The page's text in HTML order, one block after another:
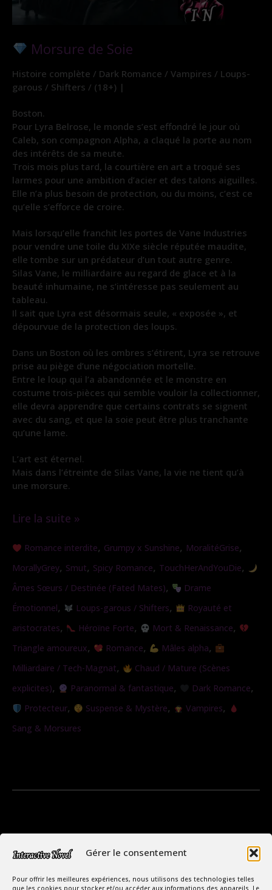
Gérer le consentement
Pour offrir les meilleures expériences, nous utilisons des technologies telles
que les cookies pour stocker et/ou accéder aux informations des appareils. Le
Morsure de Soie
Histoire complète / Dark Romance / Vampires / Loups-
garous / Shifters / (18+) |
Boston.
Pour Lyra Belrose, le monde s’est effondré le jour où
Caleb, son compagnon Alpha, a claqué la porte au nom
des intérêts de sa meute.
Trois mois plus tard, la courtière en art a troqué ses
larmes pour une ambition d’acier et des talons aiguilles.
Elle n’a plus besoin de protection, ou du moins, c’est ce
qu’elle s’efforce de croire.
Mais lorsqu’elle franchit les portes de Vane Industries
pour vendre une toile du XIXe siècle réputée maudite,
elle tombe sur un prédateur d’un tout autre genre.
Silas Vane, le milliardaire au regard de glace et à la
beauté inhumaine, ne s’intéresse pas seulement au
tableau.
Il sait que Lyra est désormais seule, « exposée », et
dépourvue de la protection des loups.
Dans un Boston où les ombres s’étirent, Lyra se retrouve
prise au piège d’une négociation mortelle.
Entre le loup qui l’a abandonnée et le monstre en
costume trois-pièces qui semble vouloir la collectionner,
elle devra apprendre que certains contrats se signent
avec du sang, et que la soie peut être plus tranchante
qu’une lame.
L’art est éternel.
Mais dans l’étreinte de Silas Vane, la vie ne tient qu’à
une morsure.
Lire la suite »
Romance interdite, Grumpy x Sunshine, MoralitéGrise,
MorallyGrey, Smut, Spicy Romance, TouchHerAndYouDie,
Âmes Sœurs / Destinée (Fated Mates),
Drame
Émotionnel, Loups-garous / Shifters,
Royauté et
aristocrates, Héroïne Forte, Mort & Renaissance,
Triangle amoureux, Romance, Mâles alpha,
Milliardaire / Tech-Magnat,
Chaud / Mature (Scènes
explicites), Paranormal & fantastique, Dark Romance,
Protecteur, Suspense & Mystère, Vampires,
Sang & Morsures